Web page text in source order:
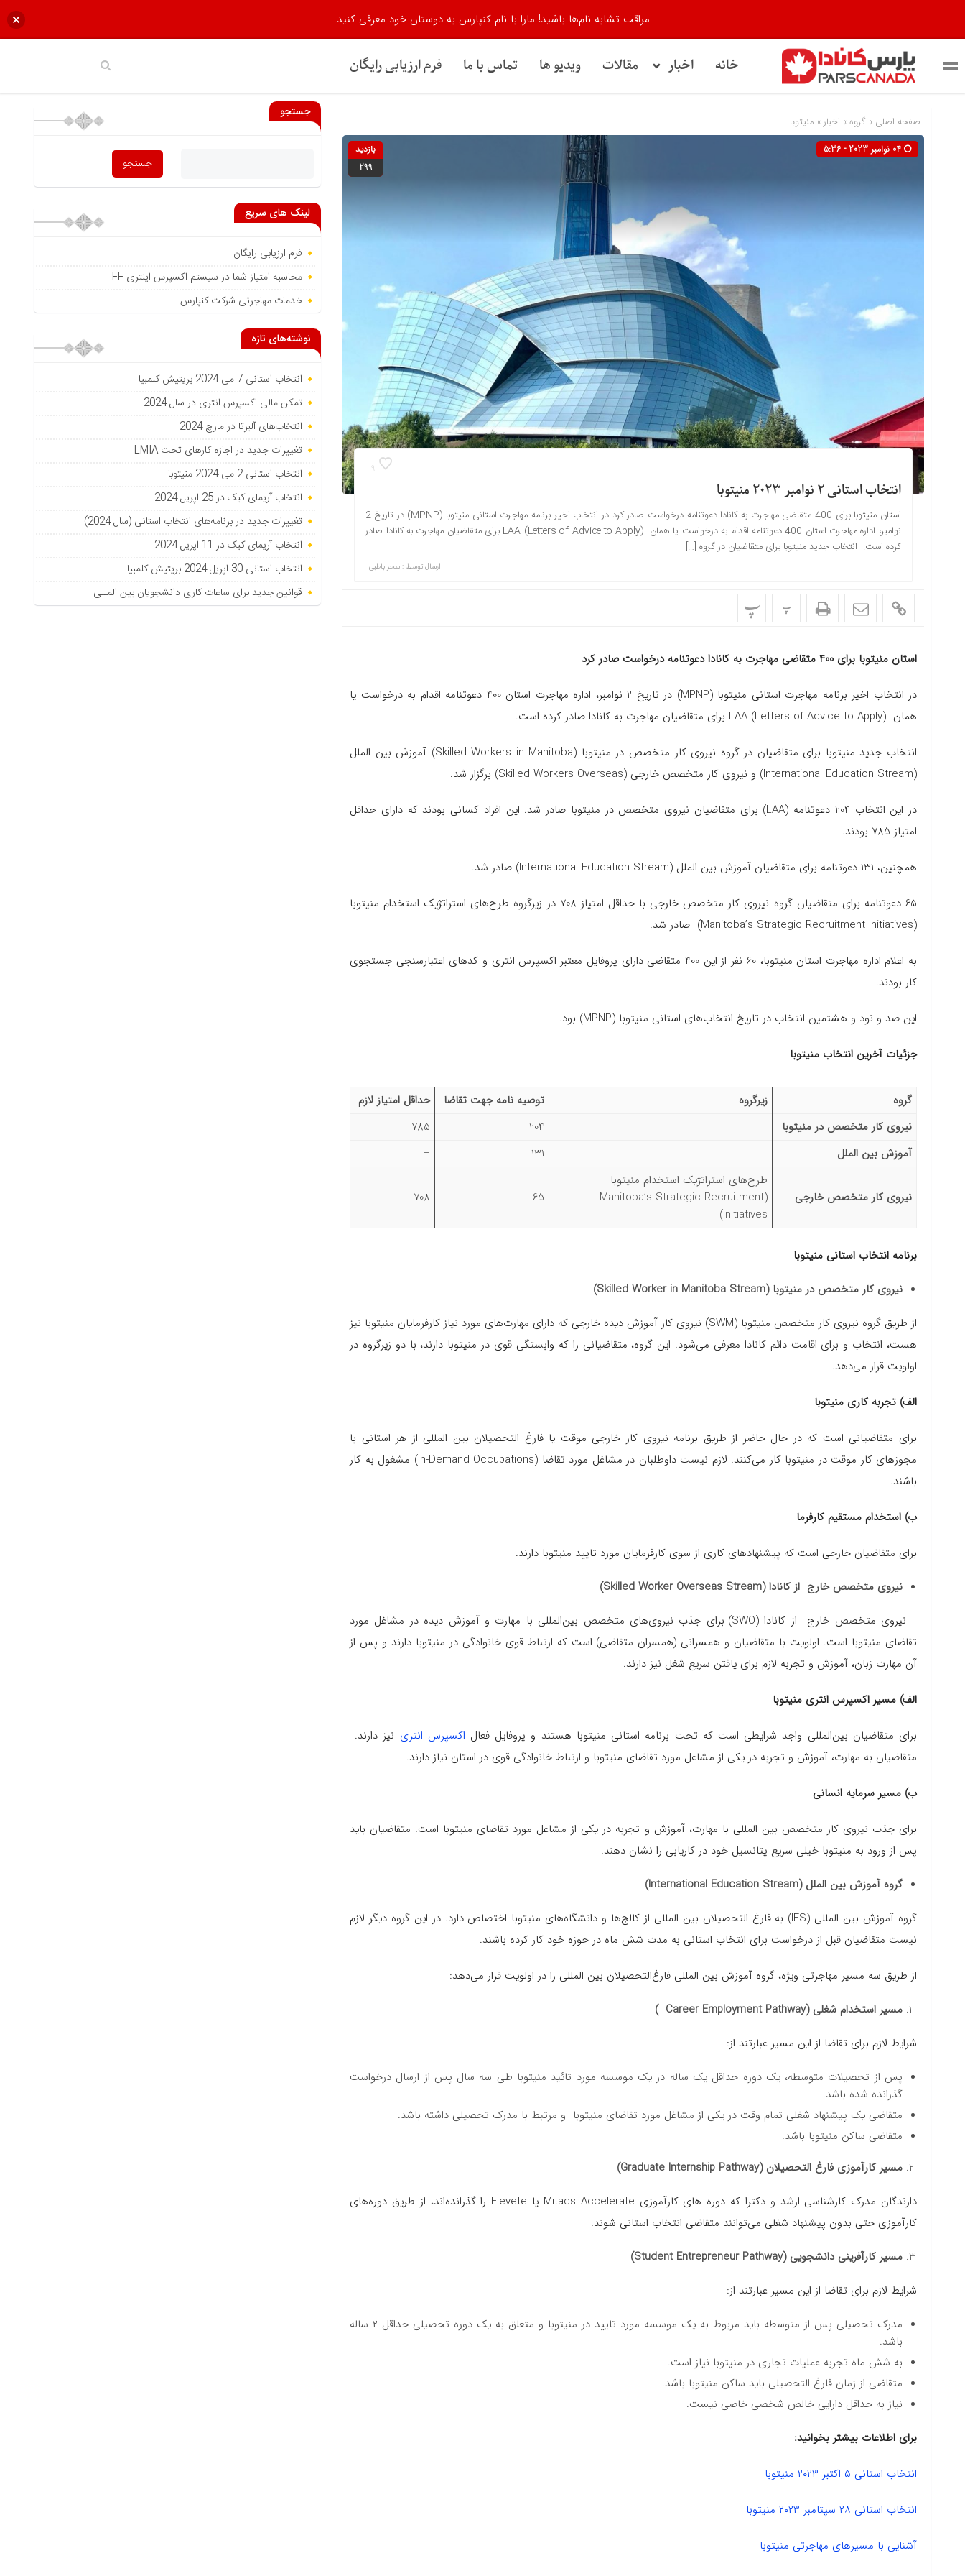
خانه اخبار مقالات ویدیو ها تماس با ما فرم ارزیابی رایگان
صفحه اصلی » گروه » اخبار » منیتوبا
بازدید
299
9
انتخاب استانی 2 نوامبر 2023 منیتوبا
استان منیتوبا برای 400 متقاضی مهاجرت به کانادا دعوتنامه درخواست صادر کرد در انتخاب اخیر برنامه مهاجرت استانی منیتوبا (MPNP) در تاریخ 2
نوامبر، اداره مهاجرت استان 400 دعوتنامه اقدام به درخواست یا همان LAA (Letters of Advice to Apply) برای متقاضیان مهاجرت به کانادا صادر
کرده است. انتخاب جدید منیتوبا برای متقاضیان در گروه […]
ارسال توسط : سحر باطبی
پ پ
استان منیتوبا برای 400 متقاضی مهاجرت به کانادا دعوتنامه درخواست صادر کرد
در انتخاب اخیر برنامه مهاجرت استانی منیتوبا (MPNP) در تاریخ 2 نوامبر، اداره مهاجرت استان 400 دعوتنامه اقدام به درخواست یا
همان LAA (Letters of Advice to Apply) برای متقاضیان مهاجرت به کانادا صادر کرده است.
انتخاب جدید منیتوبا برای متقاضیان در گروه نیروی کار متخصص در منیتوبا (Skilled Workers in Manitoba) آموزش بین الملل
(International Education Stream) و نیروی کار متخصص خارجی (Skilled Workers Overseas) برگزار شد.
در این انتخاب 204 دعوتنامه (LAA) برای متقاضیان نیروی متخصص در منیتوبا صادر شد. این افراد کسانی بودند که دارای حداقل
امتیاز 785 بودند.
همچنین، 131 دعوتنامه برای متقاضیان آموزش بین الملل (International Education Stream) صادر شد.
65 دعوتنامه برای متقاضیان گروه نیروی کار متخصص خارجی با حداقل امتیاز 708 در زیرگروه طرح‌های استراتژیک استخدام منیتوبا
(Manitoba’s Strategic Recruitment Initiatives) صادر شد.
به اعلام اداره مهاجرت استان منیتوبا، 60 نفر از این 400 متقاضی دارای پروفایل معتبر اکسپرس انتری و کدهای اعتبارسنجی جستجوی
کار بودند.
این صد و نود و هشتمین انتخاب در تاریخ انتخاب‌های استانی منیتوبا (MPNP) بود.
جزئیات آخرین انتخاب منیتوبا
گروه زیرگروه توصیه نامه جهت تقاضا
حداقل امتیاز لازم
نیروی کار متخصص در منیتوبا
204
785
آموزش بین الملل
131
–
نیروی کار متخصص خارجی
طرح‌های استراتژیک استخدام منیتوبا
(Manitoba’s Strategic Recruitment
Initiatives)
65
708
برنامه انتخاب استانی منیتوبا
نیروی کار متخصص در منیتوبا (Skilled Worker in Manitoba Stream)
از طریق گروه نیروی کار متخصص منیتوبا (SWM) نیروی‌ کار آموزش دیده خارجی که دارای مهارت‌های مورد نیاز کارفرمایان منیتوبا نیز
هست، انتخاب و برای اقامت دائم کانادا معرفی می‌شود. این گروه، متقاضیانی را که وابستگی قوی در منیتوبا دارند، با دو زیرگروه در
اولویت قرار می‌دهد.
الف) تجربه کاری منیتوبا
برای متقاضیانی است که در حال حاضر از طریق برنامه نیروی کار خارجی موقت یا فارغ التحصیلان بین المللی از هر استانی با
مجوزهای کار موقت در منیتوبا کار می‌کنند. لازم نیست داوطلبان در مشاغل مورد تقاضا (In-Demand Occupations) مشغول به کار
باشند.
ب) استخدام مستقیم کارفرما
برای متقاضیان خارجی است که پیشنهادهای کاری از سوی کارفرمایان مورد تایید منیتوبا دارند.
نیروی متخصص خارج از کانادا (Skilled Worker Overseas Stream)
نیروی متخصص خارج از کانادا (SWO) برای جذب نیروی‌های متخصص بین‌المللی با مهارت‌ و آموزش دیده در مشاغل مورد
تقاضای منیتوبا است. اولویت با متقاضیان و همسرانی (همسران متقاضی) است که ارتباط قوی خانوادگی در منیتوبا دارند و پس از
آن مهارت زبان، آموزش و تجربه لازم برای یافتن سریع شغل نیز دارند.
الف) مسیر اکسپرس انتری منیتوبا
برای متقاضیان بین‌المللی واجد شرایطی است که تحت برنامه استانی منیتوبا هستند و پروفایل فعال اکسپرس انتری نیز دارند.
متقاضیان به مهارت، آموزش و تجربه در یکی از مشاغل مورد تقاضای منیتوبا و ارتباط خانوادگی قوی در استان نیاز دارند.
ب) مسیر سرمایه انسانی
برای جذب نیروی کار متخصص بین المللی با مهارت، آموزش و تجربه در یکی از مشاغل مورد تقاضای منیتوبا است. متقاضیان باید
پس از ورود به منیتوبا خیلی سریع پتانسیل خود در کاریابی را نشان دهند.
گروه آموزش بین الملل (International Education Stream)
گروه آموزش بین المللی (IES) به فارغ التحصیلان بین المللی از کالج‌ها و دانشگاه‌های منیتوبا اختصاص دارد. در این گروه دیگر لازم
نیست متقاضیان قبل از درخواست برای انتخاب استانی به مدت شش ماه در حوزه خود کار کرده باشند.
از طریق سه مسیر مهاجرتی ویژه، گروه آموزش بین المللی فارغ‌التحصیلان بین المللی را در اولویت قرار می‌دهد:
مسیر استخدام شغلی (Career Employment Pathway )
شرایط لازم برای تقاضا از این مسیر عبارتند از:
پس از تحصیلات متوسطه، یک دوره حداقل یک ساله در یک موسسه مورد تائید منیتوبا طی سه سال پس از ارسال درخواست
گذرانده شده باشد.
متقاضی یک پیشنهاد شغلی تمام وقت در یکی از مشاغل مورد تقاضای منیتوبا و مرتبط با مدرک تحصیلی داشته باشد.
متقاضی ساکن منیتوبا باشد.
مسیر کارآموزی فارغ التحصیلان (Graduate Internship Pathway)
دارندگان مدرک کارشناسی ارشد و دکترا که دوره های کارآموزی Mitacs Accelerate یا Elevete را گذرانده‌اند، از طریق دوره‌های
کارآموزی حتی بدون پیشنهاد شغلی می‌توانند متقاضی انتخاب استانی شوند.
مسیر کارآفرینی دانشجویی (Student Entrepreneur Pathway)
شرایط لازم برای تقاضا از این مسیر عبارتند از:
مدرک تحصیلی پس از متوسطه باید مربوط به یک موسسه مورد تایید در منیتوبا و متعلق به یک دوره تحصیلی حداقل ۲ ساله
باشد.
به شش ماه تجربه عملیات تجاری در منیتوبا نیاز است.
متقاضی از زمان فارغ التحصیلی باید ساکن منیتوبا باشد.
نیاز به حداقل دارایی خالص شخصی خاصی نیست.
برای اطلاعات بیشتر بخوانید:
انتخاب استانی ۵ اکتبر ۲۰۲۳ منیتوبا
انتخاب استانی ۲۸ سپتامبر ۲۰۲۳ منیتوبا
آشنایی با مسیرهای مهاجرتی منیتوبا
جستجو
لینک های سریع
فرم ارزیابی رایگان
محاسبه امتیاز شما در سیستم اکسپرس اینتری EE
خدمات مهاجرتی شرکت کنپارس
نوشته‌های تازه
انتخاب استانی 7 می 2024 بریتیش کلمبیا
تمکن مالی اکسپرس انتری در سال 2024
انتخاب‌های آلبرتا در مارچ 2024
تغییرات جدید در اجازه کارهای تحت LMIA
انتخاب استانی 2 می 2024 منیتوبا
انتخاب آریمای کبک در 25 اپریل 2024
تغییرات جدید در برنامه‌های انتخاب استانی (سال 2024)
انتخاب آریمای کبک در 11 اپریل 2024
انتخاب استانی 30 اپریل 2024 بریتیش کلمبیا
قوانین جدید برای ساعات کاری دانشجویان بین المللی
مراقب تشابه نام‌ها باشید! مارا با نام کنپارس به دوستان خود معرفی کنید.